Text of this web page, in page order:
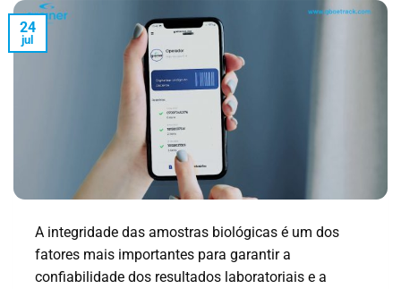
24
jul
A integridade das amostras biológicas é um dos
fatores mais importantes para garantir a
confiabilidade dos resultados laboratoriais e a